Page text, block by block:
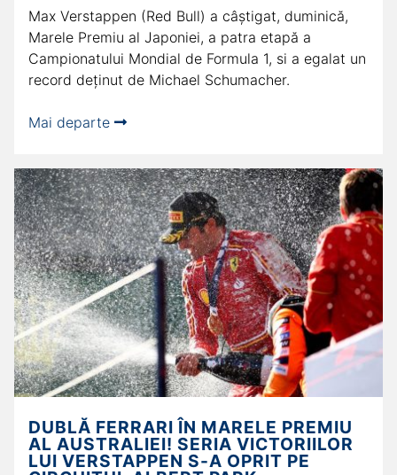
Max Verstappen (Red Bull) a câştigat, duminică,
Marele Premiu al Japoniei, a patra etapă a
Campionatului Mondial de Formula 1, si a egalat un
record deținut de Michael Schumacher.
Mai departe
DUBLĂ FERRARI ÎN MARELE PREMIU
AL AUSTRALIEI! SERIA VICTORIILOR
LUI VERSTAPPEN S-A OPRIT PE